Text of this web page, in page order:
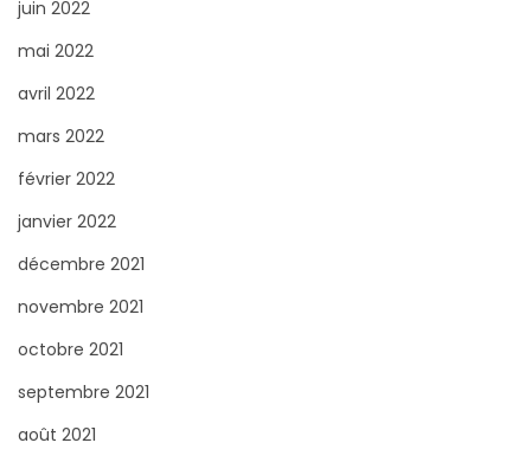
juin 2022
mai 2022
avril 2022
mars 2022
février 2022
janvier 2022
décembre 2021
novembre 2021
octobre 2021
septembre 2021
août 2021